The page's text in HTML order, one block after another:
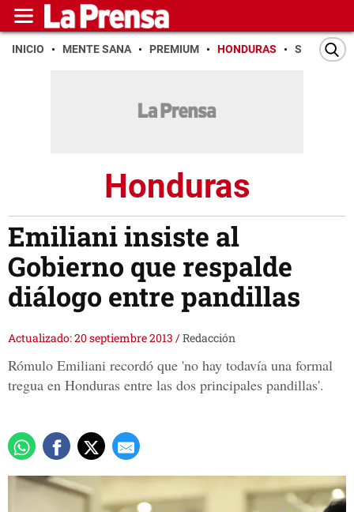
INICIO MENTE SANA PREMIUM HONDURAS SAN PEDRO
Honduras
Emiliani insiste al
Gobierno que respalde
diálogo entre pandillas
Actualizado: 20 septiembre 2013 /Redacción
Rómulo Emiliani recordó que 'no hay todavía una formal
tregua en Honduras entre las dos principales pandillas'.